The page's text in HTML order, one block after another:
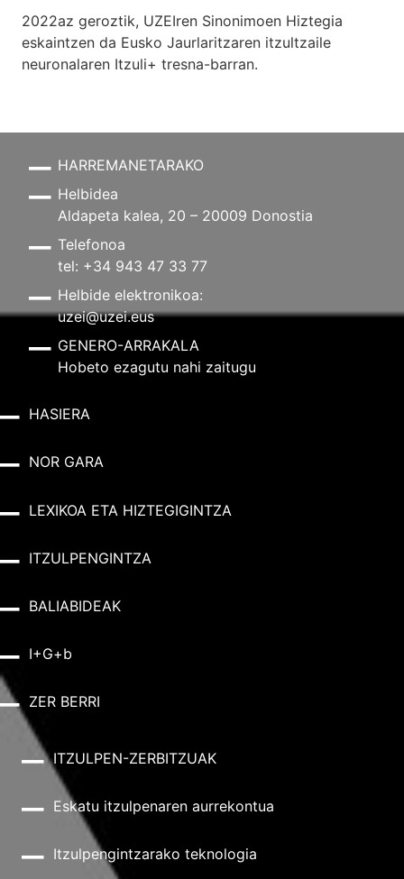
2022az geroztik, UZEIren Sinonimoen Hiztegia
eskaintzen da Eusko Jaurlaritzaren itzultzaile
neuronalaren Itzuli+ tresna-barran.
HARREMANETARAKO
Helbidea
Aldapeta kalea, 20 – 20009 Donostia
Telefonoa
tel: +34 943 47 33 77
Helbide elektronikoa:
uzei@uzei.eus
GENERO-ARRAKALA
Hobeto ezagutu nahi zaitugu
HASIERA
NOR GARA
LEXIKOA ETA HIZTEGIGINTZA
ITZULPENGINTZA
BALIABIDEAK
I+G+b
ZER BERRI
ITZULPEN-ZERBITZUAK
Eskatu itzulpenaren aurrekontua
Itzulpengintzarako teknologia